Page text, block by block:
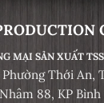
MẠI SẢN XUẤT TSS
Thới An,
88, KP